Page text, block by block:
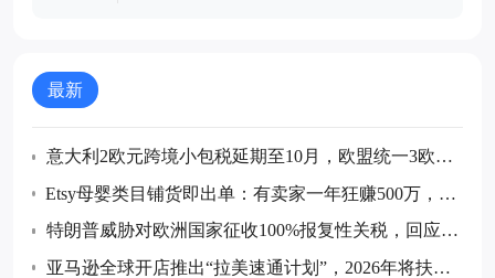
最新
意大利2欧元跨境小包税延期至10月，欧盟统一3欧元
关税7月起同步执行
Etsy母婴类目铺货即出单：有卖家一年狂赚500万，个
性化定制与蒙特梭利理念成核心赛道
特朗普威胁对欧洲国家征收100%报复性关税，回应数
字服务税计划
亚马逊全球开店推出“拉美速通计划”，2026年将扶持3